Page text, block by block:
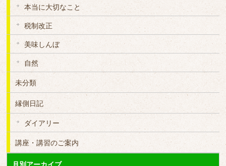
本当に大切なこと
税制改正
美味しんぼ
自然
未分類
縁側日記
ダイアリー
講座・講習のご案内